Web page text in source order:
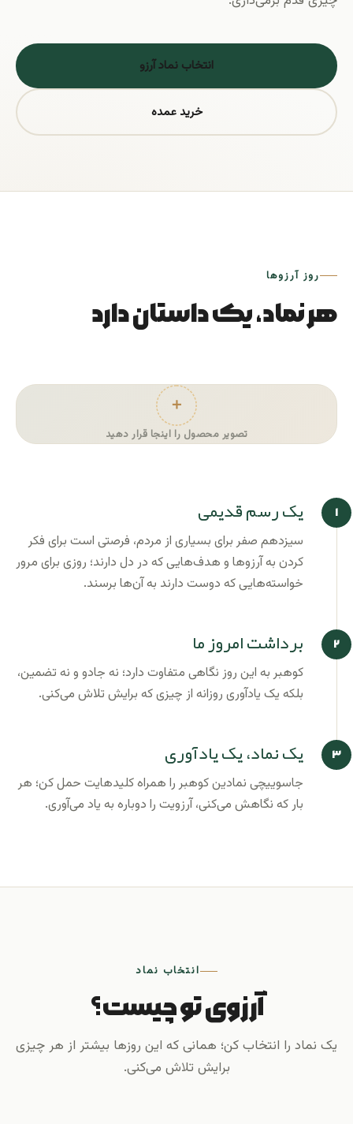
انتخاب نماد آرزو
خرید عمده
روز آرزوها
هر نماد، یک داستان دارد
＋
تصویر محصول را اینجا قرار دهید
یک رسم قدیمی
سیزدهم صفر برای بسیاری از مردم، فرصتی است برای فکر
کردن به آرزوها و هدف‌هایی که در دل دارند؛ روزی برای مرور
خواسته‌هایی که دوست دارند به آن‌ها برسند.
برداشت امروز ما
کوهبر به این روز نگاهی متفاوت دارد؛ نه جادو و نه تضمین،
بلکه یک یادآوری روزانه از چیزی که برایش تلاش می‌کنی.
یک نماد، یک یادآوری
جاسوییچی نمادین کوهبر را همراه کلیدهایت حمل کن؛ هر
بار که نگاهش می‌کنی، آرزویت را دوباره به یاد می‌آوری.
انتخاب نماد
آرزوی تو چیست؟
یک نماد را انتخاب کن؛ همانی که این روزها بیشتر از هر چیزی
برایش تلاش می‌کنی.